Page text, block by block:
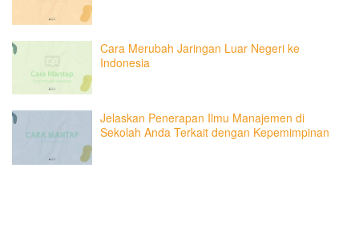
Cara Merubah Jaringan Luar Negeri ke
Indonesia
Jelaskan Penerapan Ilmu Manajemen di
Sekolah Anda Terkait dengan Kepemimpinan